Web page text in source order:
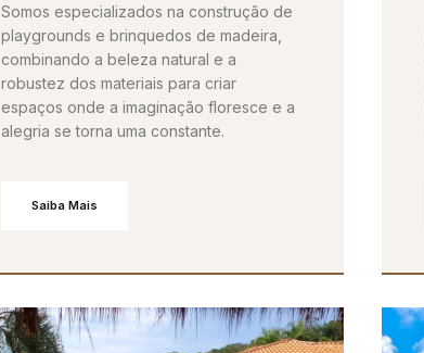
Somos especializados na construção de
playgrounds e brinquedos de madeira,
combinando a beleza natural e a
robustez dos materiais para criar
espaços onde a imaginação floresce e a
alegria se torna uma constante.
Saiba Mais